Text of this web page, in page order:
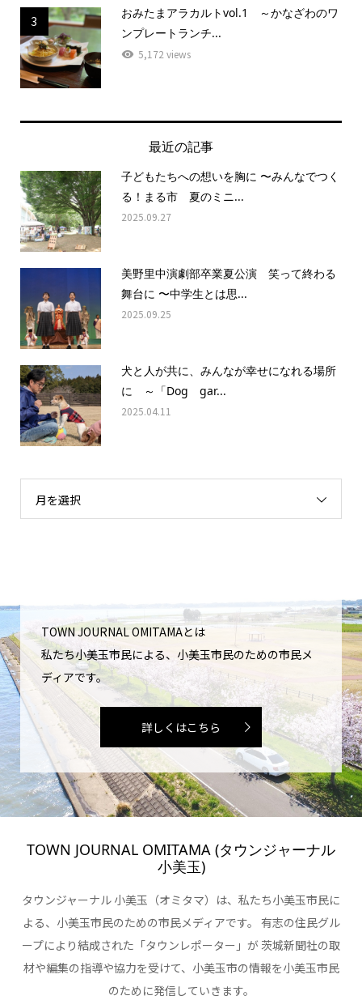
3
おみたまアラカルトvol.1 ～かなざわのワ
ンプレートランチ...
5,172 views
最近の記事
子どもたちへの想いを胸に 〜みんなでつく
る！まる市 夏のミニ...
2025.09.27
美野里中演劇部卒業夏公演 笑って終わる
舞台に 〜中学生とは思...
2025.09.25
犬と人が共に、みんなが幸せになれる場所
に ～「Dog gar...
2025.04.11
月を選択
TOWN JOURNAL OMITAMAとは
私たち小美玉市民による、小美玉市民のための市民メ
ディアです。
詳しくはこちら
TOWN JOURNAL OMITAMA (タウンジャーナル
小美玉)
タウンジャーナル 小美玉（オミタマ）は、私たち小美玉市民に
よる、小美玉市民のための市民メディアです。 有志の住民グル
ープにより結成された「タウンレポーター」が 茨城新聞社の取
材や編集の指導や協力を受けて、小美玉市の情報を小美玉市民
のために発信していきます。